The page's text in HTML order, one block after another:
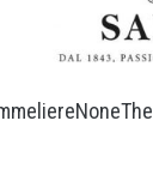
NoneThe